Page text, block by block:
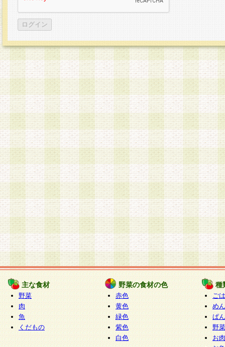
主な食材
野菜
肉
魚
くだもの
野菜の食材の色
赤色
黄色
緑色
紫色
白色
種
ご
めん
ぱん
野
お